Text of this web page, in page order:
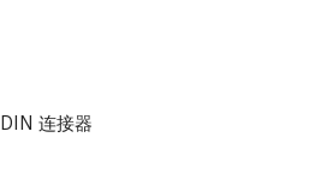
DIN 连接器